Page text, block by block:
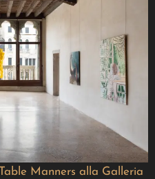
Manners alla Galleria